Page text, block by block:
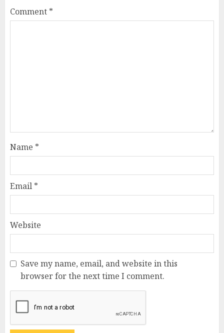
Comment *
Name *
Email *
Website
Save my name, email, and website in this
browser for the next time I comment.